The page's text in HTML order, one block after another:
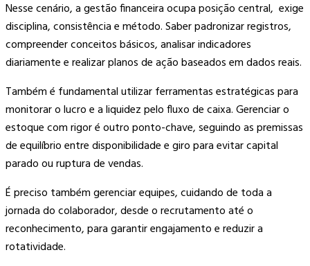
Nesse cenário, a gestão financeira ocupa posição central, exige
disciplina, consistência e método. Saber padronizar registros,
compreender conceitos básicos, analisar indicadores
diariamente e realizar planos de ação baseados em dados reais.
Também é fundamental utilizar ferramentas estratégicas para
monitorar o lucro e a liquidez pelo fluxo de caixa. Gerenciar o
estoque com rigor é outro ponto-chave, seguindo as premissas
de equilíbrio entre disponibilidade e giro para evitar capital
parado ou ruptura de vendas.
É preciso também gerenciar equipes, cuidando de toda a
jornada do colaborador, desde o recrutamento até o
reconhecimento, para garantir engajamento e reduzir a
rotatividade.